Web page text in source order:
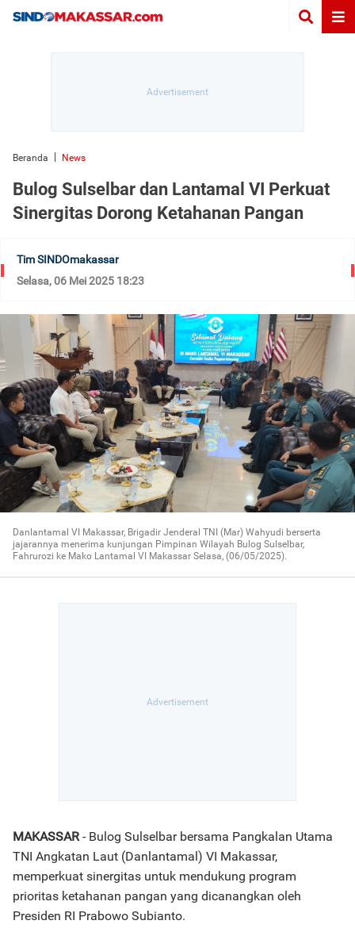
Beranda News
Bulog Sulselbar dan Lantamal VI Perkuat
Sinergitas Dorong Ketahanan Pangan
Tim SINDOmakassar
Selasa, 06 Mei 2025 18:23
Danlantamal VI Makassar, Brigadir Jenderal TNI (Mar) Wahyudi berserta
jajarannya menerima kunjungan Pimpinan Wilayah Bulog Sulselbar,
Fahrurozi ke Mako Lantamal VI Makassar Selasa, (06/05/2025).
MAKASSAR- Bulog Sulselbar bersama Pangkalan Utama
TNI Angkatan Laut (Danlantamal) VI Makassar,
memperkuat sinergitas untuk mendukung program
prioritas ketahanan pangan yang dicanangkan oleh
Presiden RI Prabowo Subianto.